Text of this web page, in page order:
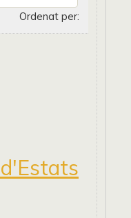
Ordenat per: